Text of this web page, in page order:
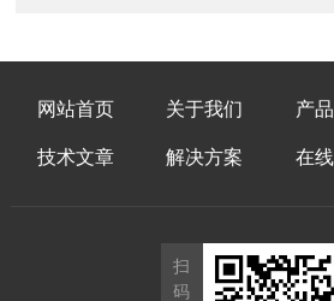
网站首页 关于我们 产
技术文章 解决方案 在
扫
码